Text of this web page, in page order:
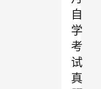
自
学
考
试
真